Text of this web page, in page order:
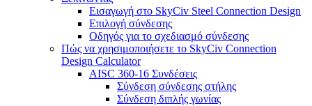
Εισαγωγή στο SkyCiv Steel Connection Design
Επιλογή σύνδεσης
Οδηγός για το σχεδιασμό σύνδεσης
Πώς να χρησιμοποιήσετε το SkyCiv Connection
Design Calculator
AISC 360-16 Συνδέσεις
Σύνδεση σύνδεσης στήλης
Σύνδεση διπλής γωνίας